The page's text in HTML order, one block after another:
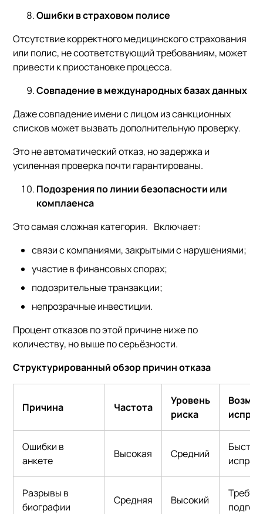
Ошибки в страховом полисе
Отсутствие корректного медицинского страхования
или полис, не соответствующий требованиям, может
привести к приостановке процесса.
Совпадение в международных базах данных
Даже совпадение имени с лицом из санкционных
списков может вызвать дополнительную проверку.
Это не автоматический отказ, но задержка и
усиленная проверка почти гарантированы.
Подозрения по линии безопасности или
комплаенса
Это самая сложная категория. Включает:
связи с компаниями, закрытыми с нарушениями;
участие в финансовых спорах;
подозрительные транзакции;
непрозрачные инвестиции.
Процент отказов по этой причине ниже по
количеству, но выше по серьёзности.
Структурированный обзор причин отказа
Причина Частота
Уровень
риска
Ошибки в
анкете
Высокая Средний
Быстро
Разрывы в
биографии
Средняя Высокий